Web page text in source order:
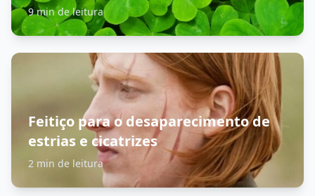
9 min de leitura
Feitiço para o desaparecimento de
estrias e cicatrizes
2 min de leitura